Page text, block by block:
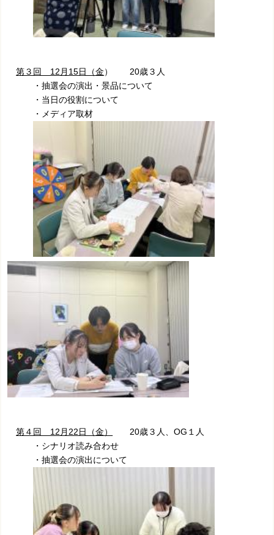
第３回 12月15日（金） 20歳３人
・抽選会の演出・景品について
・当日の役割について
・メディア取材
第４回 12月22日（金）
20歳３人、OG１人
・シナリオ読み合わせ
・抽選会の演出について